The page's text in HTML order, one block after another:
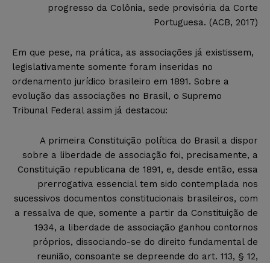
progresso da Colônia, sede provisória da Corte
Portuguesa. (ACB, 2017)
Em que pese, na prática, as associações já existissem,
legislativamente somente foram inseridas no
ordenamento jurídico brasileiro em 1891. Sobre a
evolução das associações no Brasil, o Supremo
Tribunal Federal assim já destacou:
A primeira Constituição política do Brasil a dispor
sobre a liberdade de associação foi, precisamente, a
Constituição republicana de 1891, e, desde então, essa
prerrogativa essencial tem sido contemplada nos
sucessivos documentos constitucionais brasileiros, com
a ressalva de que, somente a partir da Constituição de
1934, a liberdade de associação ganhou contornos
próprios, dissociando-se do direito fundamental de
reunião, consoante se depreende do art. 113, § 12,